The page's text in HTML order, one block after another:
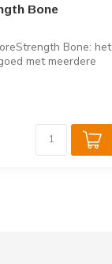
Bone
Bone: het
met meerdere